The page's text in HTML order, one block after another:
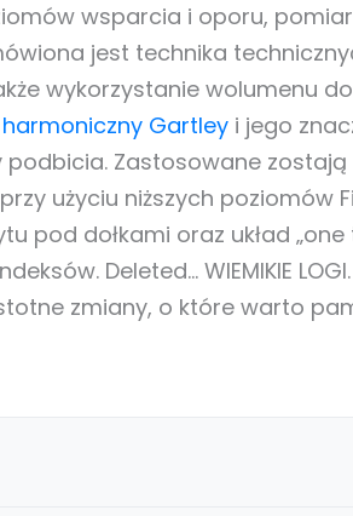
wsparcia i oporu,
jest technika
wykorzystanie wolumenu
harmoniczny Gartley i jego
Zastosowane
użyciu niższych poziomów
pod dołkami oraz układ „one
Deleted… WIEMIKIE
zmiany, o które warto